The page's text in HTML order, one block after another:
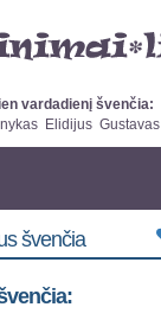
vardadienį švenčia:
Elidijus Gustavas
švenčia